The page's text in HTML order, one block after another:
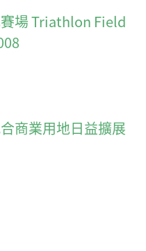
場 Triathlon Field
商業用地日益擴展